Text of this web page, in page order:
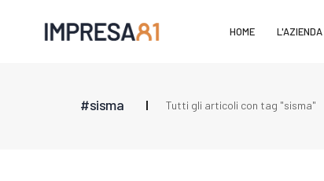
HOME L'AZIENDA
#sisma Tutti gli articoli con tag "sisma"